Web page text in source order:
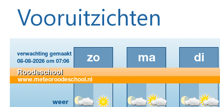
Vooruitzichten